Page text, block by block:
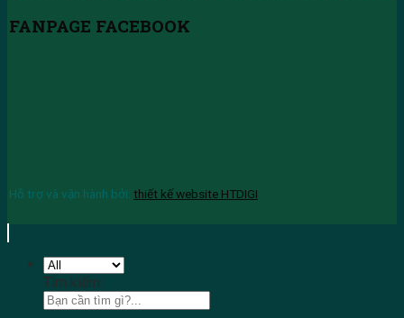
FANPAGE FACEBOOK
Hỗ trợ và vận hành bởi: thiết kế website HTDIGI
Tìm kiếm: